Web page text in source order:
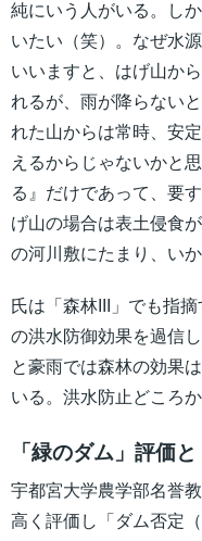
純にいう人がいる。し
いたい（笑）。なぜ水
いいますと、はげ山か
れるが、雨が降らない
れた山からは常時、安
えるからじゃないかと
る』だけであって、要
げ山の場合は表土侵食
の河川敷にたまり、い
氏は「森林III」でも指
の洪水防御効果を過信
と豪雨では森林の効果
いる。洪水防止どころ
「緑のダム」評価
宇都宮大学農学部名誉
高く評価し「ダム否定